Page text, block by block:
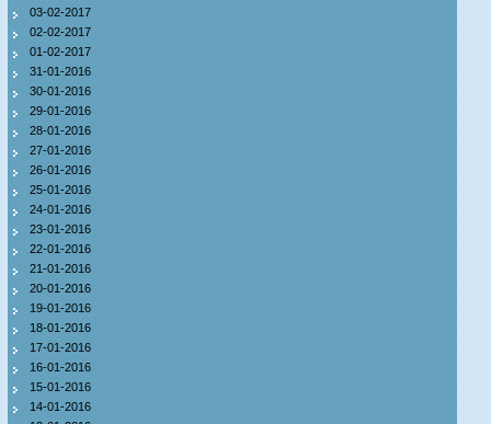
03-02-2017
02-02-2017
01-02-2017
31-01-2016
30-01-2016
29-01-2016
28-01-2016
27-01-2016
26-01-2016
25-01-2016
24-01-2016
23-01-2016
22-01-2016
21-01-2016
20-01-2016
19-01-2016
18-01-2016
17-01-2016
16-01-2016
15-01-2016
14-01-2016